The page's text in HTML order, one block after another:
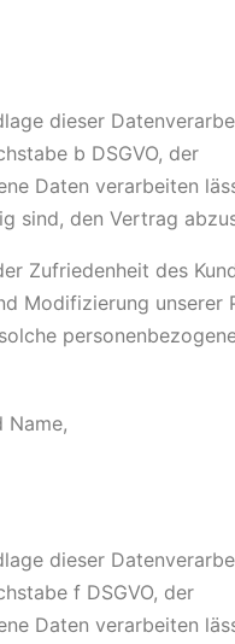
dieser
b DSGVO, der
Daten verarbeiten
sind, den Vertrag
Zufriedenheit des
Modifizierung unserer
Name,
dieser
f DSGVO, der
Daten verarbeiten